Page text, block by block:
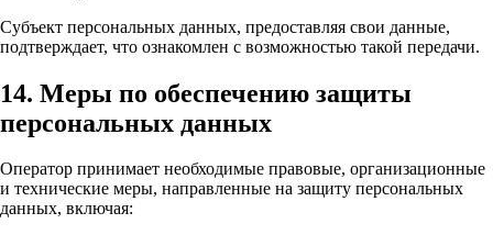
Субъект персональных данных, предоставляя свои данные,
подтверждает, что ознакомлен с возможностью такой передачи.
14. Меры по обеспечению защиты
персональных данных
Оператор принимает необходимые правовые, организационные
и технические меры, направленные на защиту персональных
данных, включая: